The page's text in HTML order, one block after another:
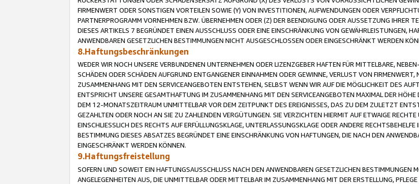
FIRMENWERT ODER SONSTIGEN VORTEILEN SOWIE (Y) VON INVESTITIONEN, AUFWENDUNGEN ODER
PARTNERPROGRAMM VORNEHMEN BZW. ÜBERNEHMEN ODER (Z) DER BEENDIGUNG ODER AUSSETZUNG IHRER
DIESES ARTIKELS 7 BEGRÜNDET EINEN AUSSCHLUSS ODER EINE EINSCHRÄNKUNG VON GEWÄHRLEISTUNGEN,
ANWENDBAREN GESETZLICHEN BESTIMMUNGEN NICHT AUSGESCHLOSSEN ODER EINGESCHRÄNKT WERDEN
8.Haftungsbeschränkungen
WEDER WIR NOCH UNSERE VERBUNDENEN UNTERNEHMEN ODER LIZENZGEBER HAFTEN FÜR MITTELBARE,
SCHÄDEN ODER SCHÄDEN AUFGRUND ENTGANGENER EINNAHMEN ODER GEWINNE, VERLUST VON
ZUSAMMENHANG MIT DEN SERVICEANGEBOTEN ENTSTEHEN, SELBST WENN WIR AUF DIE MÖGLICHKEIT DES
ENTSPRICHT UNSERE GESAMTHAFTUNG IM ZUSAMMENHANG MIT DEN SERVICEANGEBOTEN MAXIMAL DER
DEM 12-MONATSZEITRAUM UNMITTELBAR VOR DEM ZEITPUNKT DES EREIGNISSES, DAS ZU DEM ZULETZT
GEZAHLTEN ODER NOCH AN SIE ZU ZAHLENDEN VERGÜTUNGEN. SIE VERZICHTEN HIERMIT AUF ETWAIGE
EINSCHLIESSLICH DES RECHTS AUF ERFÜLLUNGSKLAGE, UNTERLASSUNGSKLAGE ODER ANDERE
BESTIMMUNG DIESES ABSATZES BEGRÜNDET EINE EINSCHRÄNKUNG VON HAFTUNGEN, DIE NACH DEN
EINGESCHRÄNKT WERDEN KÖNNEN.
9.Haftungsfreistellung
SOFERN UND SOWEIT EIN HAFTUNGSAUSSCHLUSS NACH DEN ANWENDBAREN GESETZLICHEN BESTIMMUNGEN
ANGELEGENHEITEN AUS, DIE UNMITTELBAR ODER MITTELBAR IM ZUSAMMENHANG MIT DER ERSTELLUNG,